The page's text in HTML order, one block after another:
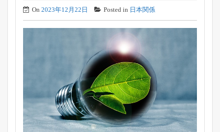
On 2023年12月22日 Posted in 日本関係